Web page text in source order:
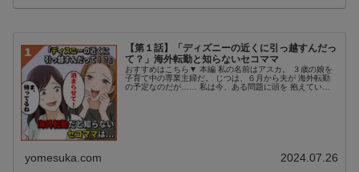
【第１話】「ディズニーの近くに引っ越すんだっ
て？」海外転勤と知らないセコママ
おすすめはこちら▼ 本編 私の名前はアスカ。 ３歳の娘を
子育て中の専業主婦だ。 じつは、６月から夫が 海外転勤
の予定なのだが…… 私は今、ある問題に頭を 抱えている
yomesuka.com 2024.07.26